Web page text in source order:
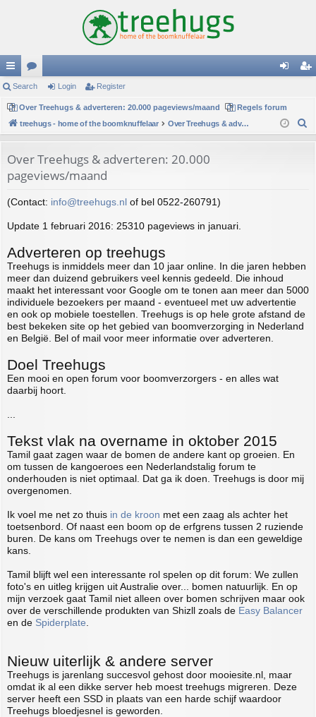
ui
ck
lin
or
u
m
in
er
Search Login Register
Over Treehugs & adverteren: 20.000 pageviews/maand
Regels forum
treehugs - home of the boomknuffelaar
Over Treehugs & adverteren: 20.000 pageviews/maand
Over Treehugs & adverteren: 20.000
pageviews/maand
(Contact: info@treehugs.nl of bel 0522-260791)
Update 1 februari 2016: 25310 pageviews in januari.
Adverteren op treehugs
Treehugs is inmiddels meer dan 10 jaar online. In die jaren hebben
meer dan duizend gebruikers veel kennis gedeeld. Die inhoud
maakt het interessant voor Google om te tonen aan meer dan 5000
individuele bezoekers per maand - eventueel met uw advertentie
en ook op mobiele toestellen. Treehugs is op hele grote afstand de
best bekeken site op het gebied van boomverzorging in Nederland
en België. Bel of mail voor meer informatie over adverteren.
Doel Treehugs
Een mooi en open forum voor boomverzorgers - en alles wat
daarbij hoort.
Tekst vlak na overname in oktober 2015
Tamil gaat zagen waar de bomen de andere kant op groeien. En
om tussen de kangoeroes een Nederlandstalig forum te
onderhouden is niet optimaal. Dat ga ik doen. Treehugs is door mij
overgenomen.
Ik voel me net zo thuis in de kroon met een zaag als achter het
toetsenbord. Of naast een boom op de erfgrens tussen 2 ruziende
buren. De kans om Treehugs over te nemen is dan een geweldige
kans.
Tamil blijft wel een interessante rol spelen op dit forum: We zullen
foto's en uitleg krijgen uit Australie over... bomen natuurlijk. En op
mijn verzoek gaat Tamil niet alleen over bomen schrijven maar ook
over de verschillende produkten van Shizll zoals de Easy Balancer
en de Spiderplate
Nieuw uiterlijk & andere server
Treehugs is jarenlang succesvol gehost door mooiesite.nl, maar
omdat ik al een dikke server heb moest treehugs migreren. Deze
server heeft een SSD in plaats van een harde schijf waardoor
Treehugs bloedjesnel is geworden.